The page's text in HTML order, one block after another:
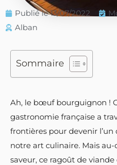
Publié le 13/07/2022
Alban
Sommaire
Ah, le bœuf bourguignon !
gastronomie française a
frontières pour devenir l’un
notre art culinaire. Mais
saveur, ce ragoût de